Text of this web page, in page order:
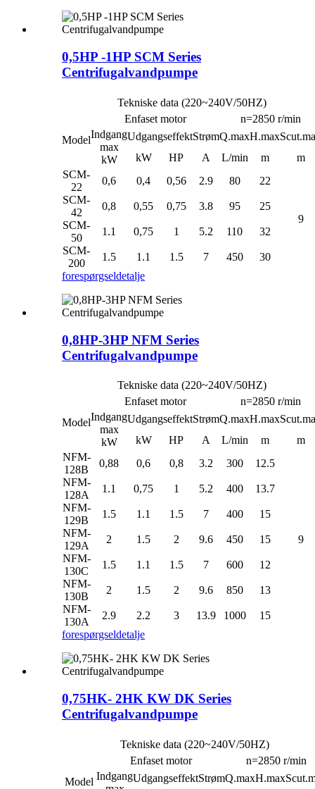
0,5HP -1HP SCM Series
Centrifugalvandpumpe
Tekniske data (220~240V/50HZ)
Model
Enfaset motor
n=2850 r/min
Indgang
max
kW
UdgangseffektStrømQ.maxH.max
kW
HP A L/min m
m
SCM-
22
0,6 0,4 0,56 2.9 80 22
9
SCM-
42
0,8 0,55 0,75 3.8 95
25
SCM-
50
1.1 0,75 1 5.2 110
32
SCM-
200
1.5 1.1 1.5 7 450
30
forespørgseldetalje
0,8HP-3HP NFM Series
Centrifugalvandpumpe
Tekniske data (220~240V/50HZ)
Model
Enfaset motor
n=2850 r/min
Indgang
max
kW
UdgangseffektStrømQ.maxH.max
kW
HP A L/min m
m
NFM-
128B
0,88 0,6 0,8 3.2 300 12.5
9
NFM-
128A
1.1 0,75 1 5.2 400
13.7
NFM-
129B
1.5 1.1 1.5 7 400
15
NFM-
129A
2 1.5 2 9.6 450
15
NFM-
130C
1.5 1.1 1.5 7 600
12
NFM-
130B
2 1.5 2 9.6 850
13
NFM-
130A
2.9 2.2 3 13.9 1000
15
forespørgseldetalje
0,75HK- 2HK KW DK Series
Centrifugalvandpumpe
Tekniske data (220~240V/50HZ)
Model
Enfaset motor
n=2850 r/min
IndgangUdgangseffektStrømQ.maxH.max